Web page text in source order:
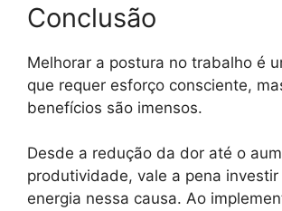
Conclusão
Melhorar a postura no trabalho é
que requer esforço consciente,
benefícios são imensos.
Desde a redução da dor até o
produtividade, vale a pena investir
energia nessa causa. Ao